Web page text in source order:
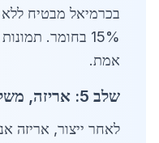
בכרמיאל מבטיח
15% בחומר.
אמת.
שלב 5: אריזה, משלוח ותשלום יתרה
לאחר ייצור, אריזה